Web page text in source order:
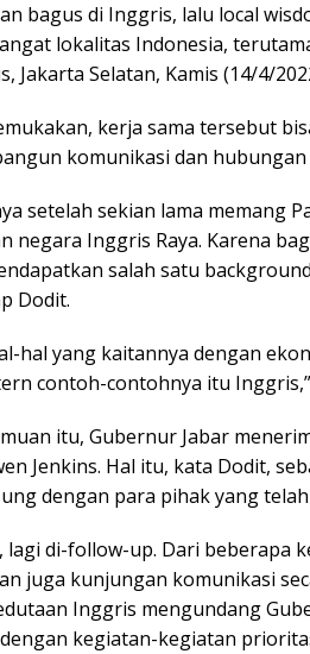
bagus di Inggris, lalu local
lokalitas Indonesia,
Jakarta Selatan, Kamis (14/4/
kerja sama tersebut
komunikasi dan
setelah sekian lama memang
negara Inggris Raya. Karena
salah satu
Dodit.
hal yang kaitannya dengan
contoh-contohnya itu
itu, Gubernur Jabar
Jenkins. Hal itu, kata Dodit,
dengan para pihak yang
lagi di-follow-up. Dari beberapa
juga kunjungan komunikasi
Inggris mengundang
kegiatan-kegiatan